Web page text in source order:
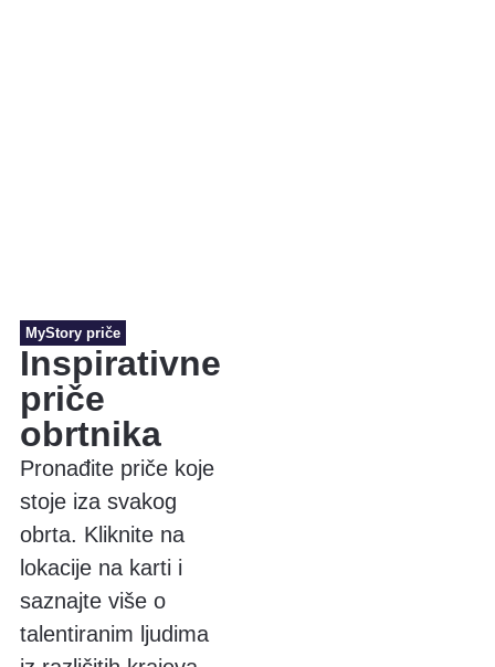
MyStory priče
Inspirativne
priče
obrtnika
Pronađite priče koje
stoje iza svakog
obrta. Kliknite na
lokacije na karti i
saznajte više o
talentiranim ljudima